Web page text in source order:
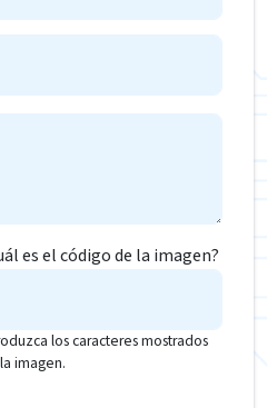
es el código de la imagen?
los caracteres mostrados
imagen.